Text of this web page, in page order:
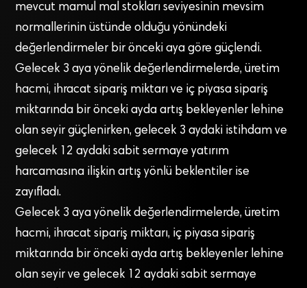
mevcut mamul mal stokları seviyesinin mevsim
normallerinin üstünde olduğu yönündeki
değerlendirmeler bir önceki aya göre güçlendi.
Gelecek 3 aya yönelik değerlendirmelerde, üretim
hacmi, ihracat sipariş miktarı ve iç piyasa sipariş
miktarında bir önceki ayda artış bekleyenler lehine
olan seyir güçlenirken, gelecek 3 aydaki istihdam ve
gelecek 12 aydaki sabit sermaye yatırım
harcamasına ilişkin artış yönlü beklentiler ise
zayıfladı.
Gelecek 3 aya yönelik değerlendirmelerde, üretim
hacmi, ihracat sipariş miktarı, iç piyasa sipariş
miktarında bir önceki ayda artış bekleyenler lehine
olan seyir ve gelecek 12 aydaki sabit sermaye